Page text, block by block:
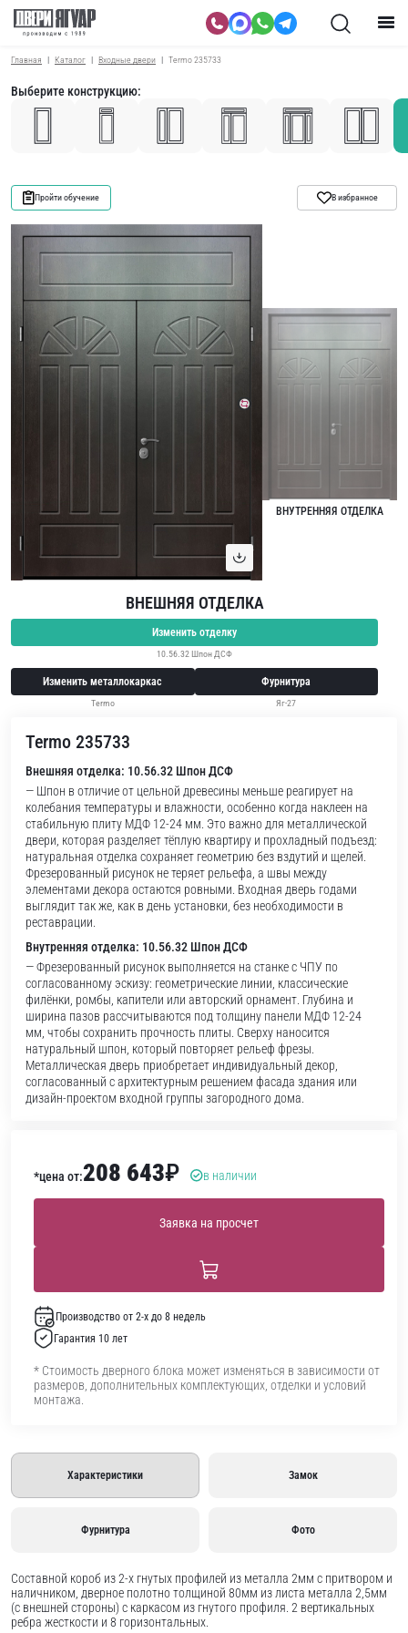
Главная Каталог Входные двери Termo 235733
Выберите конструкцию:
Пройти обучение В избранное
ВНУТРЕННЯЯ ОТДЕЛКА
ВНЕШНЯЯ ОТДЕЛКА
Изменить отделку
10.56.32 Шпон ДСФ
Изменить металлокаркас
Termo
Фурнитура
Яг-27
Termo 235733
Внешняя отделка: 10.56.32 Шпон ДСФ
— Шпон в отличие от цельной древесины меньше реагирует на
колебания температуры и влажности, особенно когда наклеен на
стабильную плиту МДФ 12-24 мм. Это важно для металлической
двери, которая разделяет тёплую квартиру и прохладный подъезд:
натуральная отделка сохраняет геометрию без вздутий и щелей.
Фрезерованный рисунок не теряет рельефа, а швы между
элементами декора остаются ровными. Входная дверь годами
выглядит так же, как в день установки, без необходимости в
реставрации.
Внутренняя отделка: 10.56.32 Шпон ДСФ
— Фрезерованный рисунок выполняется на станке с ЧПУ по
согласованному эскизу: геометрические линии, классические
филёнки, ромбы, капители или авторский орнамент. Глубина и
ширина пазов рассчитываются под толщину панели МДФ 12-24
мм, чтобы сохранить прочность плиты. Сверху наносится
натуральный шпон, который повторяет рельеф фрезы.
Металлическая дверь приобретает индивидуальный декор,
согласованный с архитектурным решением фасада здания или
дизайн-проектом входной группы загородного дома.
*цена от:208 643₽ в наличии
Заявка на просчет
Производство от 2-х до 8 недель
Гарантия 10 лет
* Стоимость дверного блока может изменяться в зависимости от
размеров, дополнительных комплектующих, отделки и условий
монтажа.
Характеристики Замок
Фурнитура Фото
Составной короб из 2-х гнутых профилей из металла 2мм с притвором и
наличником, дверное полотно толщиной 80мм из листа металла 2,5мм
(с внешней стороны) c каркасом из гнутого профиля. 2 вертикальных
ребра жесткости и 8 горизонтальных.